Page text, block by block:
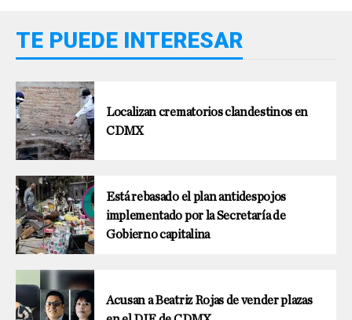
TE PUEDE INTERESAR
Localizan crematorios clandestinos en
CDMX
Está rebasado el plan antidespojos
implementado por la Secretaría de
Gobierno capitalina
Acusan a Beatriz Rojas de vender plazas